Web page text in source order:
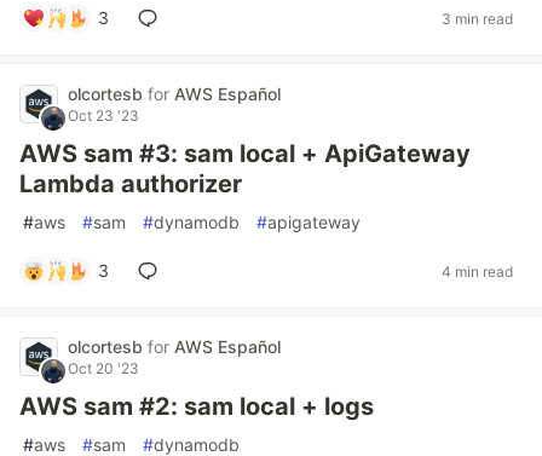
3 3 min read
olcortesb for AWS Español
Oct 23 '23
AWS sam #3: sam local + ApiGateway
Lambda authorizer
#aws #sam #dynamodb #apigateway
3 4 min read
olcortesb for AWS Español
Oct 20 '23
AWS sam #2: sam local + logs
#aws #sam #dynamodb